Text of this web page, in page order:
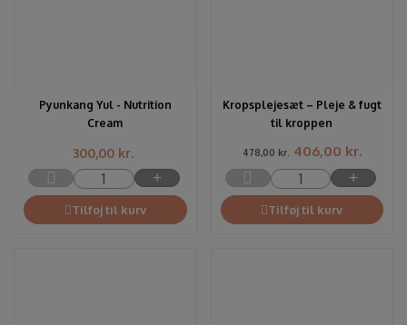
Pyunkang Yul - Nutrition
Cream
300,00 kr.
Tilføj til kurv
Kropsplejesæt – Pleje & fugt
til kroppen
478,00 kr. 406,00 kr.
Tilføj til kurv